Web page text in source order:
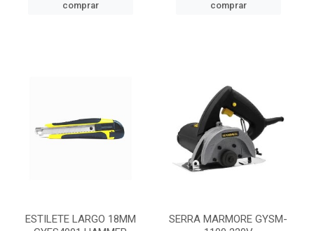
comprar
comprar
ESTILETE LARGO 18MM
SERRA MARMORE GYSM-